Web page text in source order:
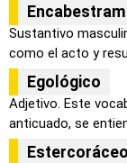
Sustantivo
como el acto y
Egológico
Adjetivo. Este
anticuado, se
Estercoráceo